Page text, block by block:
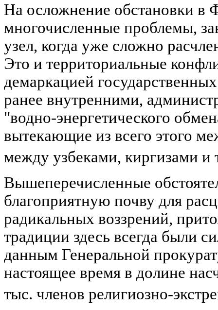
На осложнение обстановки в
многочисленные проблемы,
узел, когда уже сложно
Это и территориальные
демаркацией
ранее внутренними,
"водно-энергетического
вытекающие из всего этого
между узбеками, киргизами и
Вышеперечисленные
благоприятную почву для
радикальных воззрений,
традиции здесь всегда были
данным Генеральной
настоящее время в долине
тыс. членов религиозно-